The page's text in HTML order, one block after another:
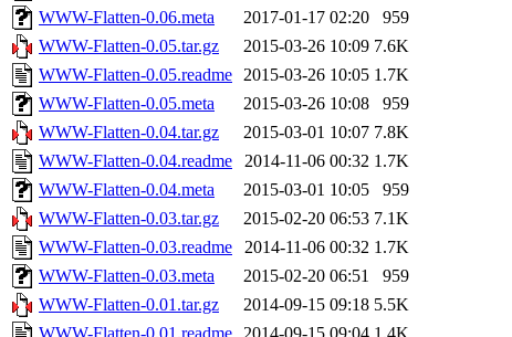
WWW-Flatten-0.06.meta
2017-01-17 02:20
959
WWW-Flatten-0.05.tar.gz
2015-03-26 10:09 7.6K
WWW-Flatten-0.05.readme 2015-03-26 10:05 1.7K
WWW-Flatten-0.05.meta
2015-03-26 10:08
959
WWW-Flatten-0.04.tar.gz
2015-03-01 10:07 7.8K
WWW-Flatten-0.04.readme
2014-11-06 00:32 1.7K
WWW-Flatten-0.04.meta
2015-03-01 10:05
959
WWW-Flatten-0.03.tar.gz
2015-02-20 06:53 7.1K
WWW-Flatten-0.03.readme
2014-11-06 00:32 1.7K
WWW-Flatten-0.03.meta
2015-02-20 06:51
959
WWW-Flatten-0.01.tar.gz
2014-09-15 09:18 5.5K